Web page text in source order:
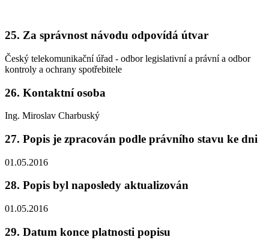
25. Za správnost návodu odpovídá útvar
Český telekomunikační úřad - odbor legislativní a právní a odbor
kontroly a ochrany spotřebitele
26. Kontaktní osoba
Ing. Miroslav Charbuský
27. Popis je zpracován podle právního stavu ke dni
01.05.2016
28. Popis byl naposledy aktualizován
01.05.2016
29. Datum konce platnosti popisu